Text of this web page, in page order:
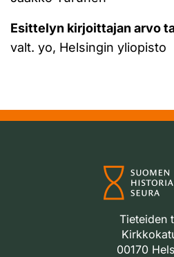
Esittelyn kirjoittajan arvo
valt. yo, Helsingin yliopisto
Tieteiden
00170